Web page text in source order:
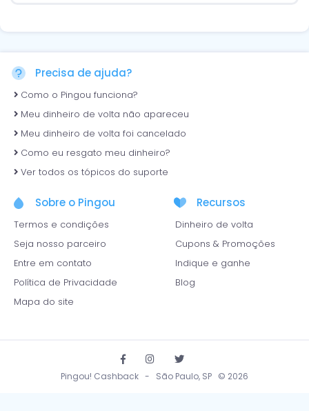
Precisa de ajuda?
Como o Pingou funciona?
Meu dinheiro de volta não apareceu
Meu dinheiro de volta foi cancelado
Como eu resgato meu dinheiro?
Ver todos os tópicos do suporte
Sobre o Pingou
Termos e condições
Seja nosso parceiro
Entre em contato
Política de Privacidade
Mapa do site
Recursos
Dinheiro de volta
Cupons & Promoções
Indique e ganhe
Blog
Pingou! Cashback - São Paulo, SP © 2026